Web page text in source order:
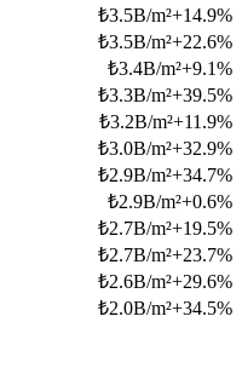
₺3.5B/m²+14.9%
₺3.5B/m²+22.6%
₺3.4B/m²+9.1%
₺3.3B/m²+39.5%
₺3.2B/m²+11.9%
₺3.0B/m²+32.9%
₺2.9B/m²+34.7%
₺2.9B/m²+0.6%
₺2.7B/m²+19.5%
₺2.7B/m²+23.7%
₺2.6B/m²+29.6%
₺2.0B/m²+34.5%